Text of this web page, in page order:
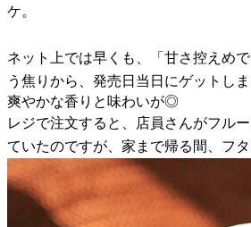
ケ。
ネット上では早くも、「甘さ控えめ
う焦りから、発売日当日にゲットしま
爽やかな香りと味わいが◎
レジで注文すると、店員さんがフル
ていたのですが、家まで帰る間、フ